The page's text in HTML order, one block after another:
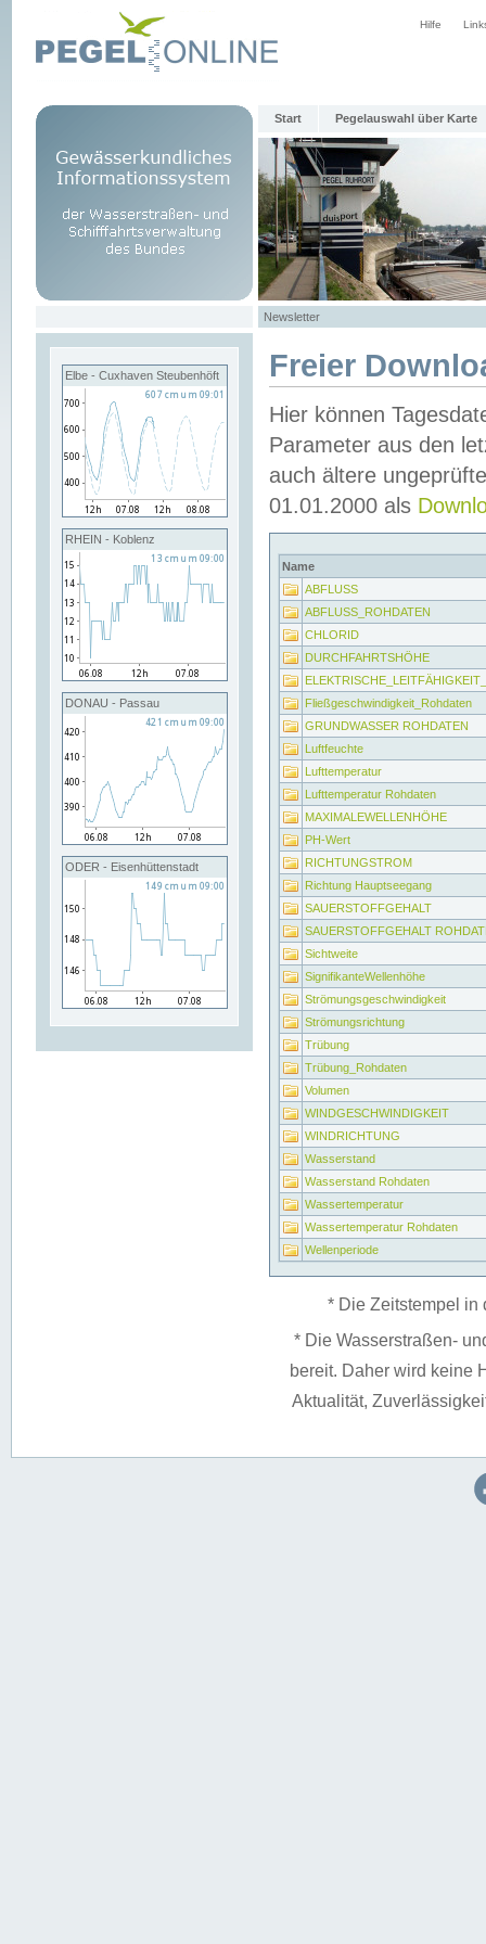
Hilfe
Start Pegelauswahl über Karte
Newsletter
Elbe - Cuxhaven Steubenhöft
RHEIN - Koblenz
DONAU - Passau
ODER - Eisenhüttenstadt
Freier
Hier können
Parameter aus den
auch ältere
01.01.2000 als
Name
ABFLUSS
ABFLUSS_ROHDATEN
CHLORID
DURCHFAHRTSHÖHE
Fließgeschwindigkeit_Rohdaten
GRUNDWASSER ROHDATEN
Luftfeuchte
Lufttemperatur
Lufttemperatur Rohdaten
MAXIMALEWELLENHÖHE
PH-Wert
RICHTUNGSTROM
Richtung Hauptseegang
SAUERSTOFFGEHALT
SAUERSTOFFGEHALT
Sichtweite
SignifikanteWellenhöhe
Strömungsgeschwindigkeit
Strömungsrichtung
Trübung
Trübung_Rohdaten
Volumen
WINDGESCHWINDIGKEIT
WINDRICHTUNG
Wasserstand
Wasserstand Rohdaten
Wassertemperatur
Wassertemperatur Rohdaten
Wellenperiode
* Die Zeitstempel in
* Die Wasserstraßen-
bereit. Daher wird keine
Aktualität,